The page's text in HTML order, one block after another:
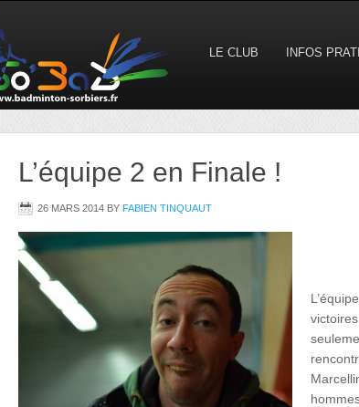
LE CLUB INFOS
L’équipe 2 en Finale !
26 MARS 2014 BY FABIEN TINQUAUT